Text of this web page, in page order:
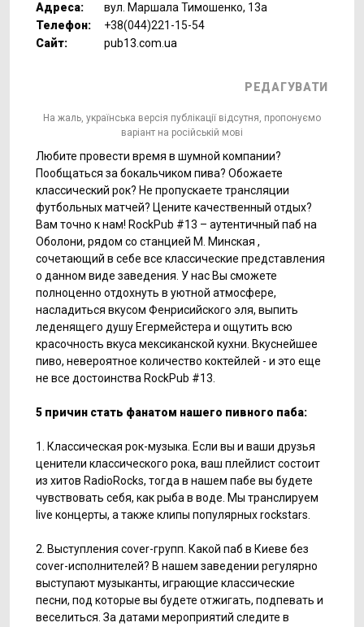
Адреса:
вул. Маршала Тимошенко, 13а
Телефон:
+38(044)221-15-54
Сайт:
pub13.com.ua
РЕДАГУВАТИ
На жаль, українська версія публікації відсутня, пропонуємо
варіант на російській мові
Любите провести время в шумной компании?
Пообщаться за бокальчиком пива? Обожаете
классический рок? Не пропускаете трансляции
футбольных матчей? Цените качественный отдых?
Вам точно к нам! RockPub #13 – аутентичный паб на
Оболони, рядом со станцией М. Минская ,
сочетающий в себе все классические представления
о данном виде заведения. У нас Вы сможете
полноценно отдохнуть в уютной атмосфере,
насладиться вкусом Фенрисийского эля, выпить
леденящего душу Егермейстера и ощутить всю
красочность вкуса мексиканской кухни. Вкуснейшее
пиво, невероятное количество коктейлей - и это еще
не все достоинства RockPub #13.
5 причин стать фанатом нашего пивного паба:
1. Классическая рок-музыка. Если вы и ваши друзья
ценители классического рока, ваш плейлист состоит
из хитов RadioRocks, тогда в нашем пабе вы будете
чувствовать себя, как рыба в воде. Мы транслируем
live концерты, а также клипы популярных rockstars.
2. Выступления cover-групп. Какой паб в Киеве без
cover-исполнителей? В нашем заведении регулярно
выступают музыканты, играющие классические
песни, под которые вы будете отжигать, подпевать и
веселиться. За датами мероприятий следите в